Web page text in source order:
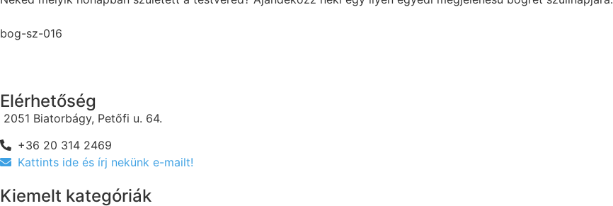
bog-sz-016
Elérhetőség
2051 Biatorbágy, Petőfi u. 64.
+36 20 314 2469
Kattints ide és írj nekünk e-mailt!
Kiemelt kategóriák